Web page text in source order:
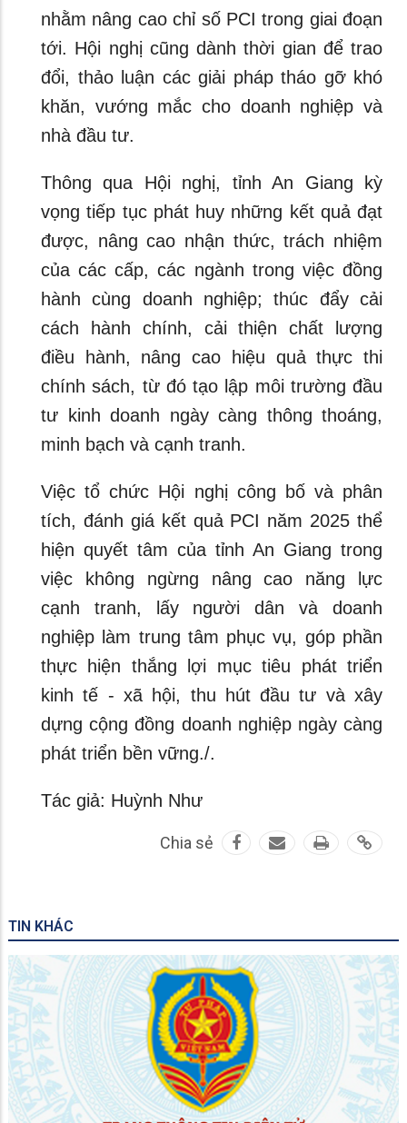
nhằm nâng cao chỉ số PCI trong giai đoạn
tới. Hội nghị cũng dành thời gian để trao
đổi, thảo luận các giải pháp tháo gỡ khó
khăn, vướng mắc cho doanh nghiệp và
nhà đầu tư.
Thông qua Hội nghị, tỉnh An Giang kỳ
vọng tiếp tục phát huy những kết quả đạt
được, nâng cao nhận thức, trách nhiệm
của các cấp, các ngành trong việc đồng
hành cùng doanh nghiệp; thúc đẩy cải
cách hành chính, cải thiện chất lượng
điều hành, nâng cao hiệu quả thực thi
chính sách, từ đó tạo lập môi trường đầu
tư kinh doanh ngày càng thông thoáng,
minh bạch và cạnh tranh.
Việc tổ chức Hội nghị công bố và phân
tích, đánh giá kết quả PCI năm 2025 thể
hiện quyết tâm của tỉnh An Giang trong
việc không ngừng nâng cao năng lực
cạnh tranh, lấy người dân và doanh
nghiệp làm trung tâm phục vụ, góp phần
thực hiện thắng lợi mục tiêu phát triển
kinh tế - xã hội, thu hút đầu tư và xây
dựng cộng đồng doanh nghiệp ngày càng
phát triển bền vững./.
Tác giả: Huỳnh Như
Chia sẻ
TIN KHÁC